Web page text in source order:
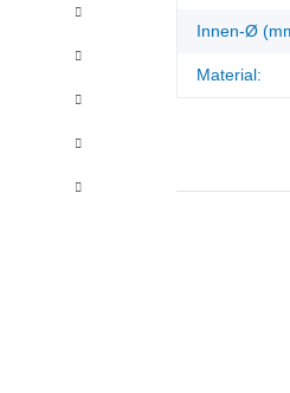
Innen-Ø
Material: